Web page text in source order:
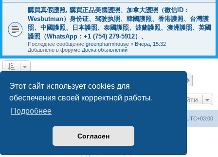
Этот сайт использует cookies для
обеспечения своей корректной работы.
Подробнее
Согласен
購買真假護照, 購買正品美國護照、加拿大護照（微信ID：
Wesbutman）身份证、驾驶执照、韓國護照、香港護照、台灣護
照、中國護照、日本護照、泰國護照、波蘭護照、澳洲護照、英國
護照（WhatsApp：+1 (754) 279-5912）、
Последнее сообщение greenpharmhouse « Вчера, 15:32
Добавлено в форуме Доска объявлений
Перейти
UTC+03:00
Создано на основеphpBB® Forum Software © phpBB Limited
Русская поддержка phpBB